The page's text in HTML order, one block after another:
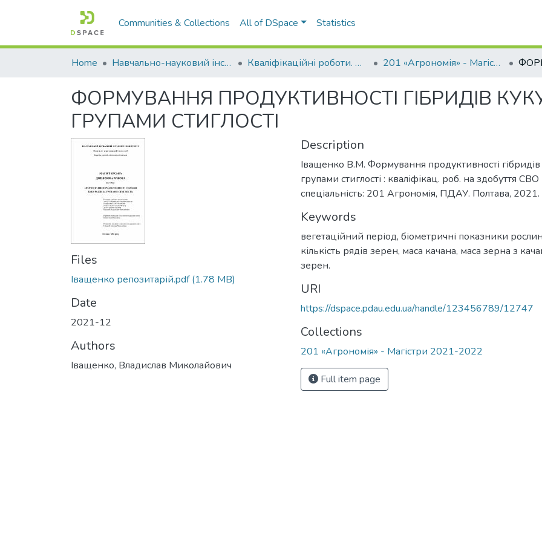
Communities & Collections All of DSpace Statistics
Home Навчально-науковий інститут агротехнологій, селекції та екології Кваліфікаційні роботи. ННІ агротехнологій, селекції та екології 201 «Агрономія» - Магістри 2021-2022
ФОРМУВАННЯ ПРОДУКТИВНОСТІ ГІБРИДІВ
ГРУПАМИ СТИГЛОСТІ
Files
Іващенко репозитарій.pdf(1.78 MB)
Date
2021-12
Authors
Іващенко, Владислав Миколайович
Description
Іващенко В.М. Формування продуктивності
групами стиглості : кваліфікац. роб. на здобуття СВО
спеціальність: 201 Агрономія, ПДАУ. Полтава, 2021.
Keywords
вегетаційний період, біометричні показники
кількість рядів зерен, маса качана, маса зерна з
зерен.
URI
https://dspace.pdau.edu.ua/handle/123456789/12747
Collections
201 «Агрономія» - Магістри 2021-2022
Full item page